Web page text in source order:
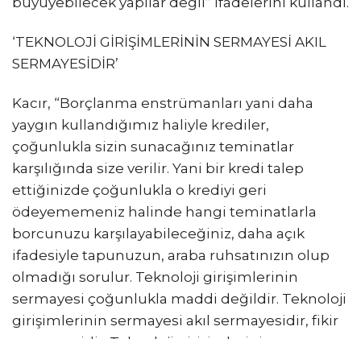
‘TEKNOLOJİ GİRİŞİMLERİNİN SERMAYESİ AKIL
SERMAYESİDİR’
Kacır, “Borçlanma enstrümanları yani daha
yaygın kullandığımız haliyle krediler,
çoğunlukla sizin sunacağınız teminatlar
karşılığında size verilir. Yani bir kredi talep
ettiğinizde çoğunlukla o krediyi geri
ödeyememeniz halinde hangi teminatlarla
borcunuzu karşılayabileceğiniz, daha açık
ifadesiyle tapunuzun, araba ruhsatınızın olup
olmadığı sorulur. Teknoloji girişimlerinin
sermayesi çoğunlukla maddi değildir. Teknoloji
girişimlerinin sermayesi akıl sermayesidir, fikir